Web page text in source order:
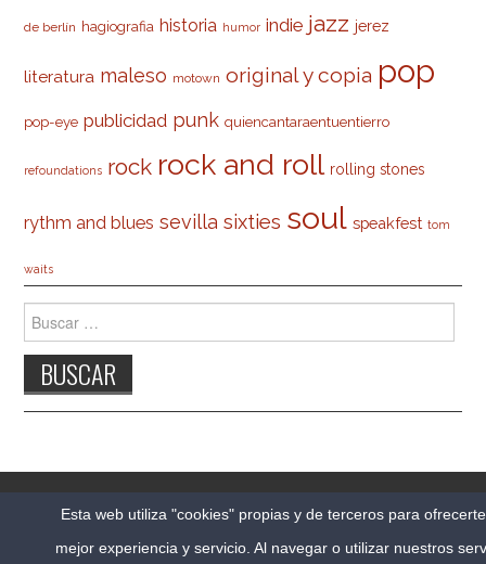
de berlín hagiografia historia humor indie jazz jerez
literatura maleso motown original y copia pop
pop-eye publicidad punk quiencantaraentuentierro
refoundations rock rock and roll rolling stones
rythm and blues sevilla sixties soul speakfest tom
waits
Buscar:
© 2026 CARLESO.COM. TODOS LOS DERECHOS
RESERVADOS.
Esta web utiliza "cookies" propias y de terceros para
mejor experiencia y servicio. Al navegar o utilizar nuestros